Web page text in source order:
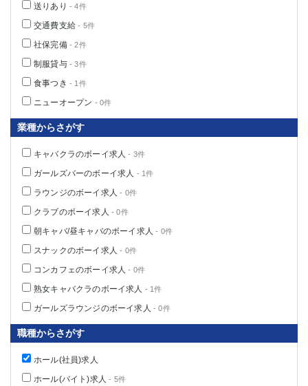
送りあり - 4件
交通費支給 - 5件
社保完備- 2件
制服貸与- 3件
食事つき - 1件
ニューオープン - 0件
業種からさがす
キャバクラのボーイ求人 - 3件
ガールズバーのボーイ求人 - 1件
ラウンジのボーイ求人 - 0件
クラブのボーイ求人 - 0件
朝キャバ/昼キャバのボーイ求人 - 0件
スナックのボーイ求人 - 0件
コンカフェのボーイ求人 - 0件
熟女キャバクラのボーイ求人 - 1件
ガールズラウンジのボーイ求人 - 0件
職種からさがす
ホール(社員)求人
ホール(バイト)求人 - 5件